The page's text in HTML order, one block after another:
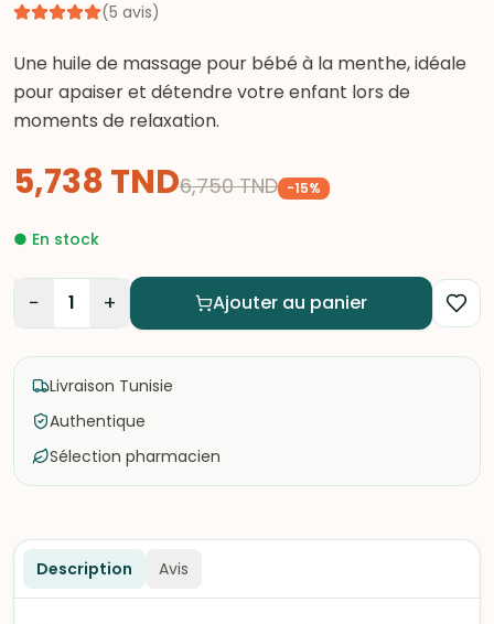
(5 avis)
Une huile de massage pour bébé à la menthe, idéale
pour apaiser et détendre votre enfant lors de
moments de relaxation.
5,738TND6,750 TND -15%
● En stock
− 1 + Ajouter au panier
Livraison Tunisie
Authentique
Sélection pharmacien
Description Avis